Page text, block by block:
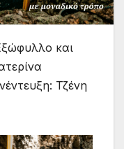
και
Τζένη